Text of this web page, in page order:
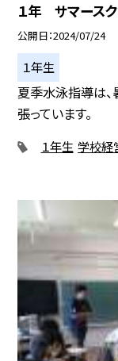
１年 サマース
公開日 2024/07/24
１年生
夏季水泳指導は、
張っています。
１年生 学校経